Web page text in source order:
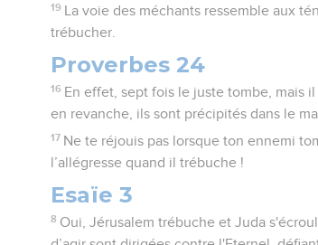
19
La voie des méchants ressemble aux
trébucher.
Proverbes 24
16 En effet, sept fois le juste tombe, mais
en revanche, ils sont précipités dans le
17 Ne te réjouis pas lorsque ton ennemi
l’allégresse quand il trébuche !
Esaïe 3
8 Oui, Jérusalem trébuche et Juda